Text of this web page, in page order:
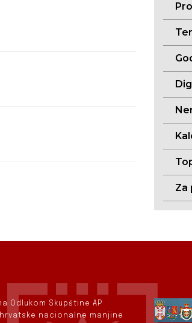
Za
Odlukom Skupštine AP
nacionalne manjine